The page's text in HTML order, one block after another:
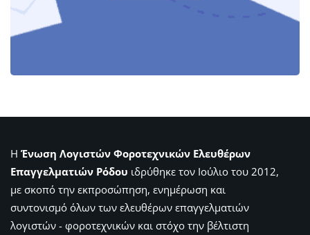
Η Ένωση Λογιστών Φοροτεχνικών Ελευθέρων
Επαγγελματιών Ρόδου ιδρύθηκε τον Ιούλιο του 2012,
με σκοπό την εκπροσώπηση, ενημέρωση και
συντονισμό όλων των ελευθέρων επαγγελματιών
λογιστών - φοροτεχνικών και στόχο την βέλτιστη